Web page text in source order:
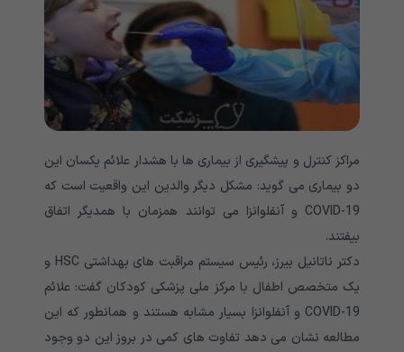
مراکز کنترل و پیشگیری از بیماری ها با هشدار علائم یکسان این
دو بیماری می گوید: مشکل دیگر والدین این واقعیت است که
COVID-19 و آنفلوانزا می توانند همزمان با همدیگر اتفاق
بیفتند.
دکتر ناتانیل بیرز، رئیس سیستم مراقبت های بهداشتی HSC و
یک متخصص اطفال با مرکز ملی پزشکی کودکان گفت: علائم
COVID-19 و آنفلوانزا بسیار مشابه هستند و همانطور که این
مطالعه نشان می دهد تفاوت های کمی در بروز این دو وجود